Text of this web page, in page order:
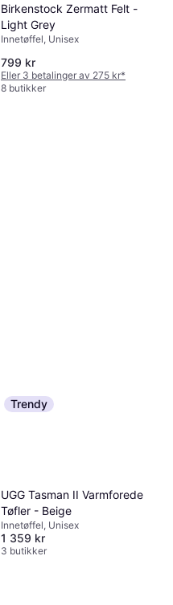
Birkenstock Zermatt Felt -
Light Grey
Innetøffel, Unisex
799 kr
Eller 3 betalinger av 275 kr*
8 butikker
Trendy
UGG Tasman II Varmforede
Tøfler - Beige
Innetøffel, Unisex
1 359 kr
3 butikker